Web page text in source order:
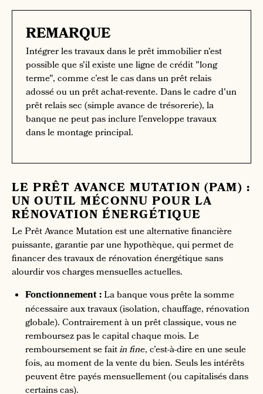
REMARQUE
Intégrer les travaux dans le prêt immobilier n'est
possible que s'il existe une ligne de crédit "long
terme", comme c’est le cas dans un prêt relais
adossé ou un prêt achat-revente. Dans le cadre d'un
prêt relais sec (simple avance de trésorerie), la
banque ne peut pas inclure l'enveloppe travaux
dans le montage principal.
LE PRÊT AVANCE MUTATION (PAM) :
UN OUTIL MÉCONNU POUR LA
RÉNOVATION ÉNERGÉTIQUE
Le Prêt Avance Mutation est une alternative financière
puissante, garantie par une hypothèque, qui permet de
financer des travaux de rénovation énergétique sans
alourdir vos charges mensuelles actuelles.
Fonctionnement :La banque vous prête la somme
nécessaire aux travaux (isolation, chauffage, rénovation
globale). Contrairement à un prêt classique, vous ne
remboursez pas le capital chaque mois. Le
remboursement se faitin fine, c’est-à-dire en une seule
fois, au moment de la vente du bien. Seuls les intérêts
peuvent être payés mensuellement (ou capitalisés dans
certains cas).